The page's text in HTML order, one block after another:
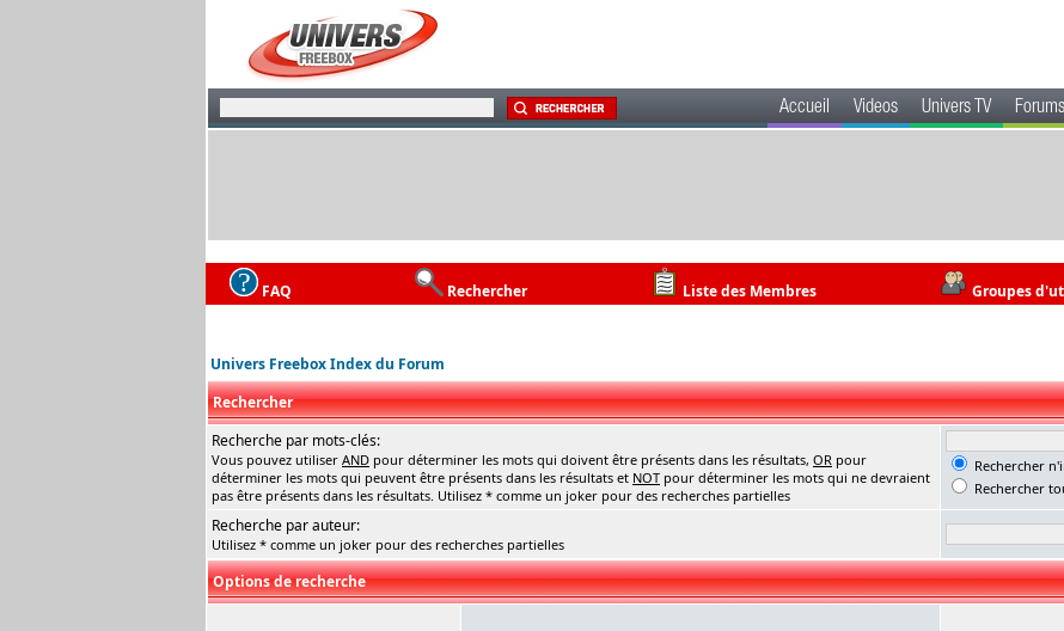
Accueil Videos Univers TV Forums
FAQ Rechercher Liste des Membres Groupes
Univers Freebox Index du Forum
Rechercher
Recherche par mots-clés:
Vous pouvez utiliser AND pour déterminer les mots qui doivent être présents dans les résultats, OR pour
déterminer les mots qui peuvent être présents dans les résultats et NOT pour déterminer les mots qui ne devraient
pas être présents dans les résultats. Utilisez * comme un joker pour des recherches partielles
Rechercher
Rechercher
Recherche par auteur:
Utilisez * comme un joker pour des recherches partielles
Options de recherche